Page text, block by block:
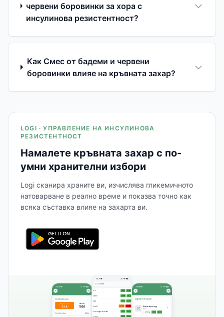
червени боровинки за хора с
инсулинова резистентност?
Как Смес от бадеми и червени
боровинки влияе на кръвната захар?
LOGI · УПРАВЛЕНИЕ НА ИНСУЛИНОВА
РЕЗИСТЕНТНОСТ
Намалете кръвната захар с по-
умни хранителни избори
Logi сканира храните ви, изчислява гликемичното
натоварване в реално време и показва точно как
всяка съставка влияе на захарта ви.